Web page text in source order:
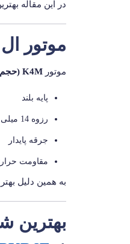
در این مقاله
موتور ال 90 چه شمعی نیاز دارد؟
موتورK4M (حجم 1600 سی‌سی)
پایه بلند
رزوه 14 میلی‌متر
جرقه پایدار
مقاومت حرارتی
به همین دلیل
بهترین